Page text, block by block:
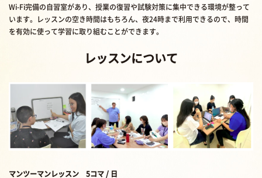
Wi-Fi完備の自習室があり、授業の復習や試験対策に集中できる環境が整って
います。レッスンの空き時間はもちろん、夜24時まで利用できるので、時間
を有効に使って学習に取り組むことができます。
レッスンについて
マンツーマンレッスン 5コマ / 日